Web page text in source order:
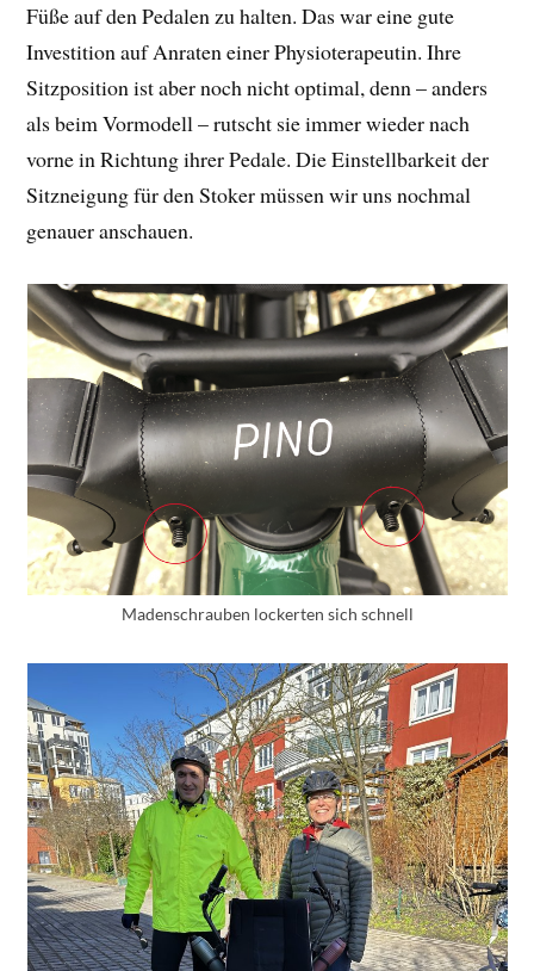
Füße auf den Pedalen zu halten. Das war eine gute
Investition auf Anraten einer Physioterapeutin. Ihre
Sitzposition ist aber noch nicht optimal, denn – anders
als beim Vormodell – rutscht sie immer wieder nach
vorne in Richtung ihrer Pedale. Die Einstellbarkeit der
Sitzneigung für den Stoker müssen wir uns nochmal
genauer anschauen.
Madenschrauben lockerten sich schnell